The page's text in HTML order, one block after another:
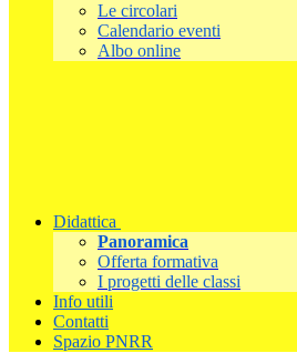
Le circolari
Calendario eventi
Albo online
Didattica
Panoramica
Offerta formativa
I progetti delle classi
Info utili
Contatti
Spazio PNRR